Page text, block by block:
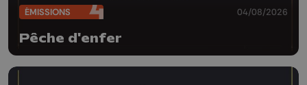
ÉMISSIONS 04/08/2026
Pêche d'enfer